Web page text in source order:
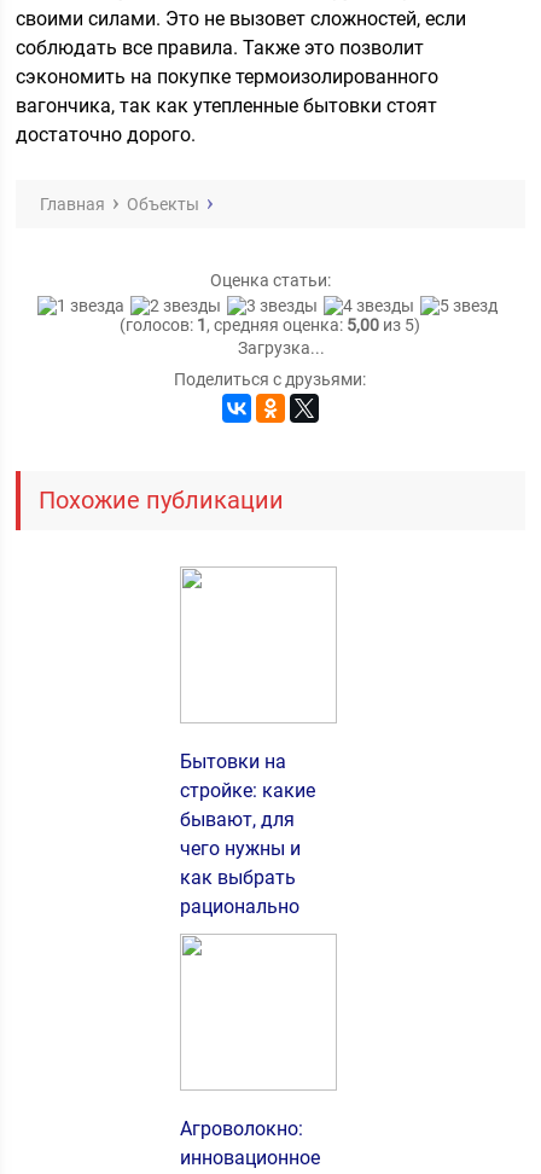
своими силами. Это не вызовет сложностей, если
соблюдать все правила. Также это позволит
сэкономить на покупке термоизолированного
вагончика, так как утепленные бытовки стоят
достаточно дорого.
Главная Объекты
Оценка статьи:
(голосов: 1, средняя оценка: 5,00 из 5)
Загрузка...
Поделиться с друзьями:
Похожие публикации
Бытовки на
стройке: какие
бывают, для
чего нужны и
как выбрать
рационально
Агроволокно:
инновационное